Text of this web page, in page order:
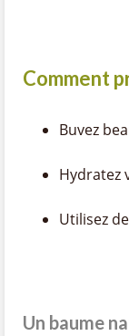
Comment
Buvez
Hydratez
Utilisez
Un baume